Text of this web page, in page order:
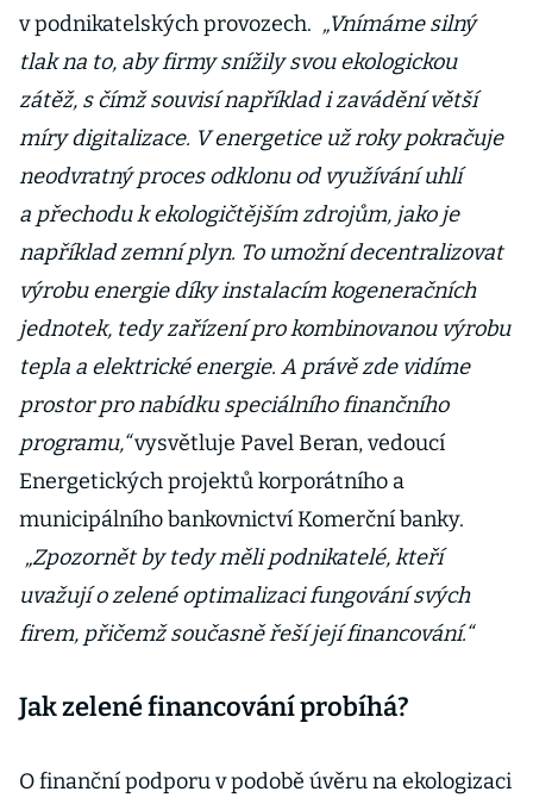
v podnikatelských provozech. „Vnímáme silný
tlak na to, aby firmy snížily svou ekologickou
zátěž, s čímž souvisí například i zavádění větší
míry digitalizace. V energetice už roky pokračuje
neodvratný proces odklonu od využívání uhlí
a přechodu k ekologičtějším zdrojům, jako je
například zemní plyn. To umožní decentralizovat
výrobu energie díky instalacím kogeneračních
jednotek, tedy zařízení pro kombinovanou výrobu
tepla a elektrické energie. A právě zde vidíme
prostor pro nabídku speciálního finančního
programu,“vysvětluje Pavel Beran, vedoucí
Energetických projektů korporátního a
municipálního bankovnictví Komerční banky.
„Zpozornět by tedy měli podnikatelé, kteří
uvažují o zelené optimalizaci fungování svých
firem, přičemž současně řeší její financování.“
Jak zelené financování probíhá?
O finanční podporu v podobě úvěru na ekologizaci